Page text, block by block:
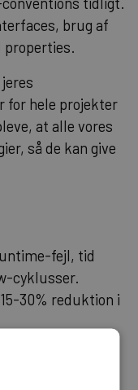
brug af
properties.
for hele projekter
at alle vores
så de kan give
fejl, tid
cyklusser.
30% reduktion i
velocity-